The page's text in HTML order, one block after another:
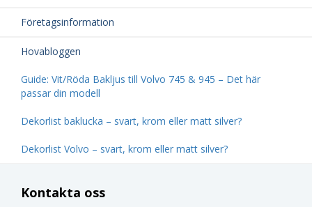
Företagsinformation
Hovabloggen
Guide: Vit/Röda Bakljus till Volvo 745 & 945 – Det här
passar din modell
Dekorlist baklucka – svart, krom eller matt silver?
Dekorlist Volvo – svart, krom eller matt silver?
Kontakta oss